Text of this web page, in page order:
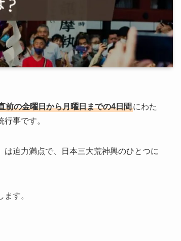
前の金曜日から月曜日までの4日間にわた
事です。
迫力満点で、日本三大荒神輿のひとつに
す。